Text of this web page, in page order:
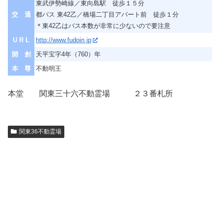
交 通
東武伊勢崎線／東向島駅 徒歩１５分
都バス 東42乙／橋場二丁目アパート前 徒歩１分
＊東42乙はバス本数が非常に少ないので要注意
U R L
http://www.fudoin.jp
開 創
天平宝字4年（760）年
本 尊
不動明王
本堂 関東三十六不動霊場 ２３番札所
関東36不動霊場